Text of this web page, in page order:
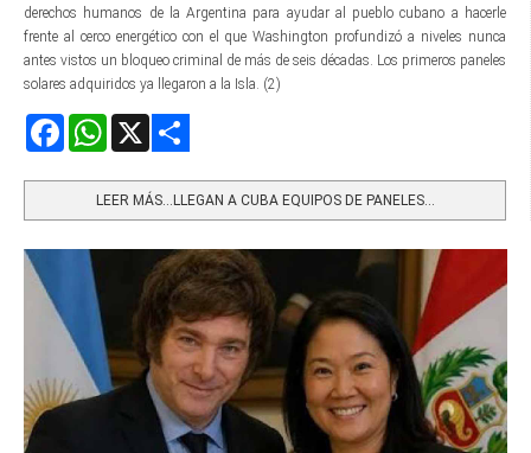
derechos humanos de la Argentina para ayudar al pueblo cubano a hacerle
frente al cerco energético con el que Washington profundizó a niveles nunca
antes vistos un bloqueo criminal de más de seis décadas. Los primeros paneles
solares adquiridos ya llegaron a la Isla. (2)
FacebookWhatsApp
LEER MÁS…LLEGAN A CUBA EQUIPOS DE PANELES...